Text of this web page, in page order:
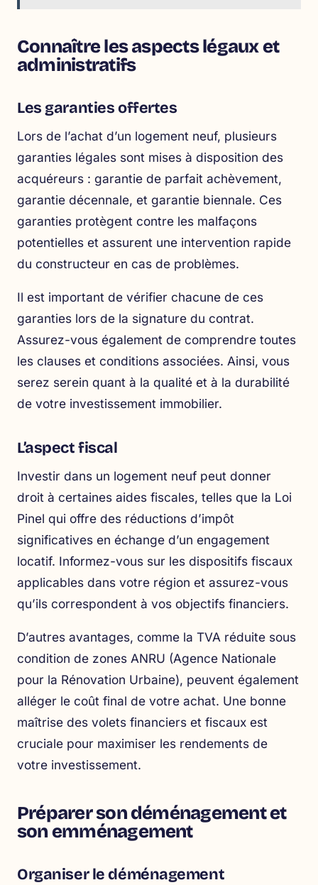
Connaître les aspects légaux et
administratifs
Les garanties offertes
Lors de l’achat d’un logement neuf, plusieurs
garanties légales sont mises à disposition des
acquéreurs : garantie de parfait achèvement,
garantie décennale, et garantie biennale. Ces
garanties protègent contre les malfaçons
potentielles et assurent une intervention rapide
du constructeur en cas de problèmes.
Il est important de vérifier chacune de ces
garanties lors de la signature du contrat.
Assurez-vous également de comprendre toutes
les clauses et conditions associées. Ainsi, vous
serez serein quant à la qualité et à la durabilité
de votre investissement immobilier.
L’aspect fiscal
Investir dans un logement neuf peut donner
droit à certaines aides fiscales, telles que la Loi
Pinel qui offre des réductions d’impôt
significatives en échange d’un engagement
locatif. Informez-vous sur les dispositifs fiscaux
applicables dans votre région et assurez-vous
qu’ils correspondent à vos objectifs financiers.
D’autres avantages, comme la TVA réduite sous
condition de zones ANRU (Agence Nationale
pour la Rénovation Urbaine), peuvent également
alléger le coût final de votre achat. Une bonne
maîtrise des volets financiers et fiscaux est
cruciale pour maximiser les rendements de
votre investissement.
Préparer son déménagement et
son emménagement
Organiser le déménagement